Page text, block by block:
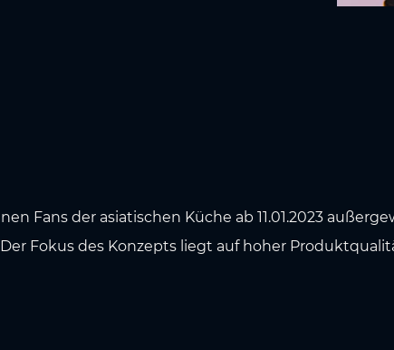
Fans der asiatischen Küche ab 11.01.2023
Fokus des Konzepts liegt auf hoher